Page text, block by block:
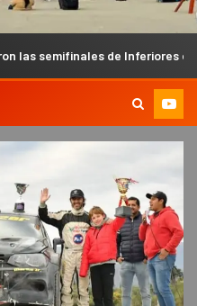
de Inferiores en Capital y este